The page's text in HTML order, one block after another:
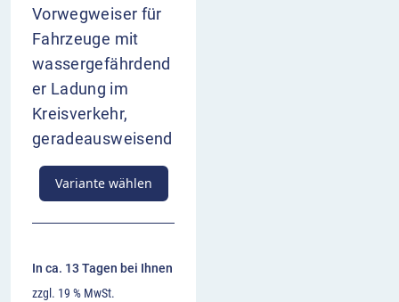
Vorwegweiser für
Fahrzeuge mit
wassergefährdend
er Ladung im
Kreisverkehr,
geradeausweisend
Variante wählen
In ca. 13 Tagen bei Ihnen
zzgl. 19 % MwSt.